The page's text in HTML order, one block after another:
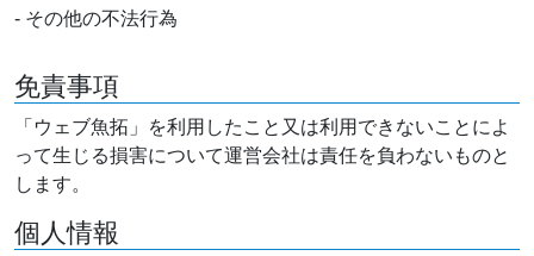
- その他の不法行為
免責事項
「ウェブ魚拓」を利用したこと又は利用できないことによ
って生じる損害について運営会社は責任を負わないものと
します。
個人情報